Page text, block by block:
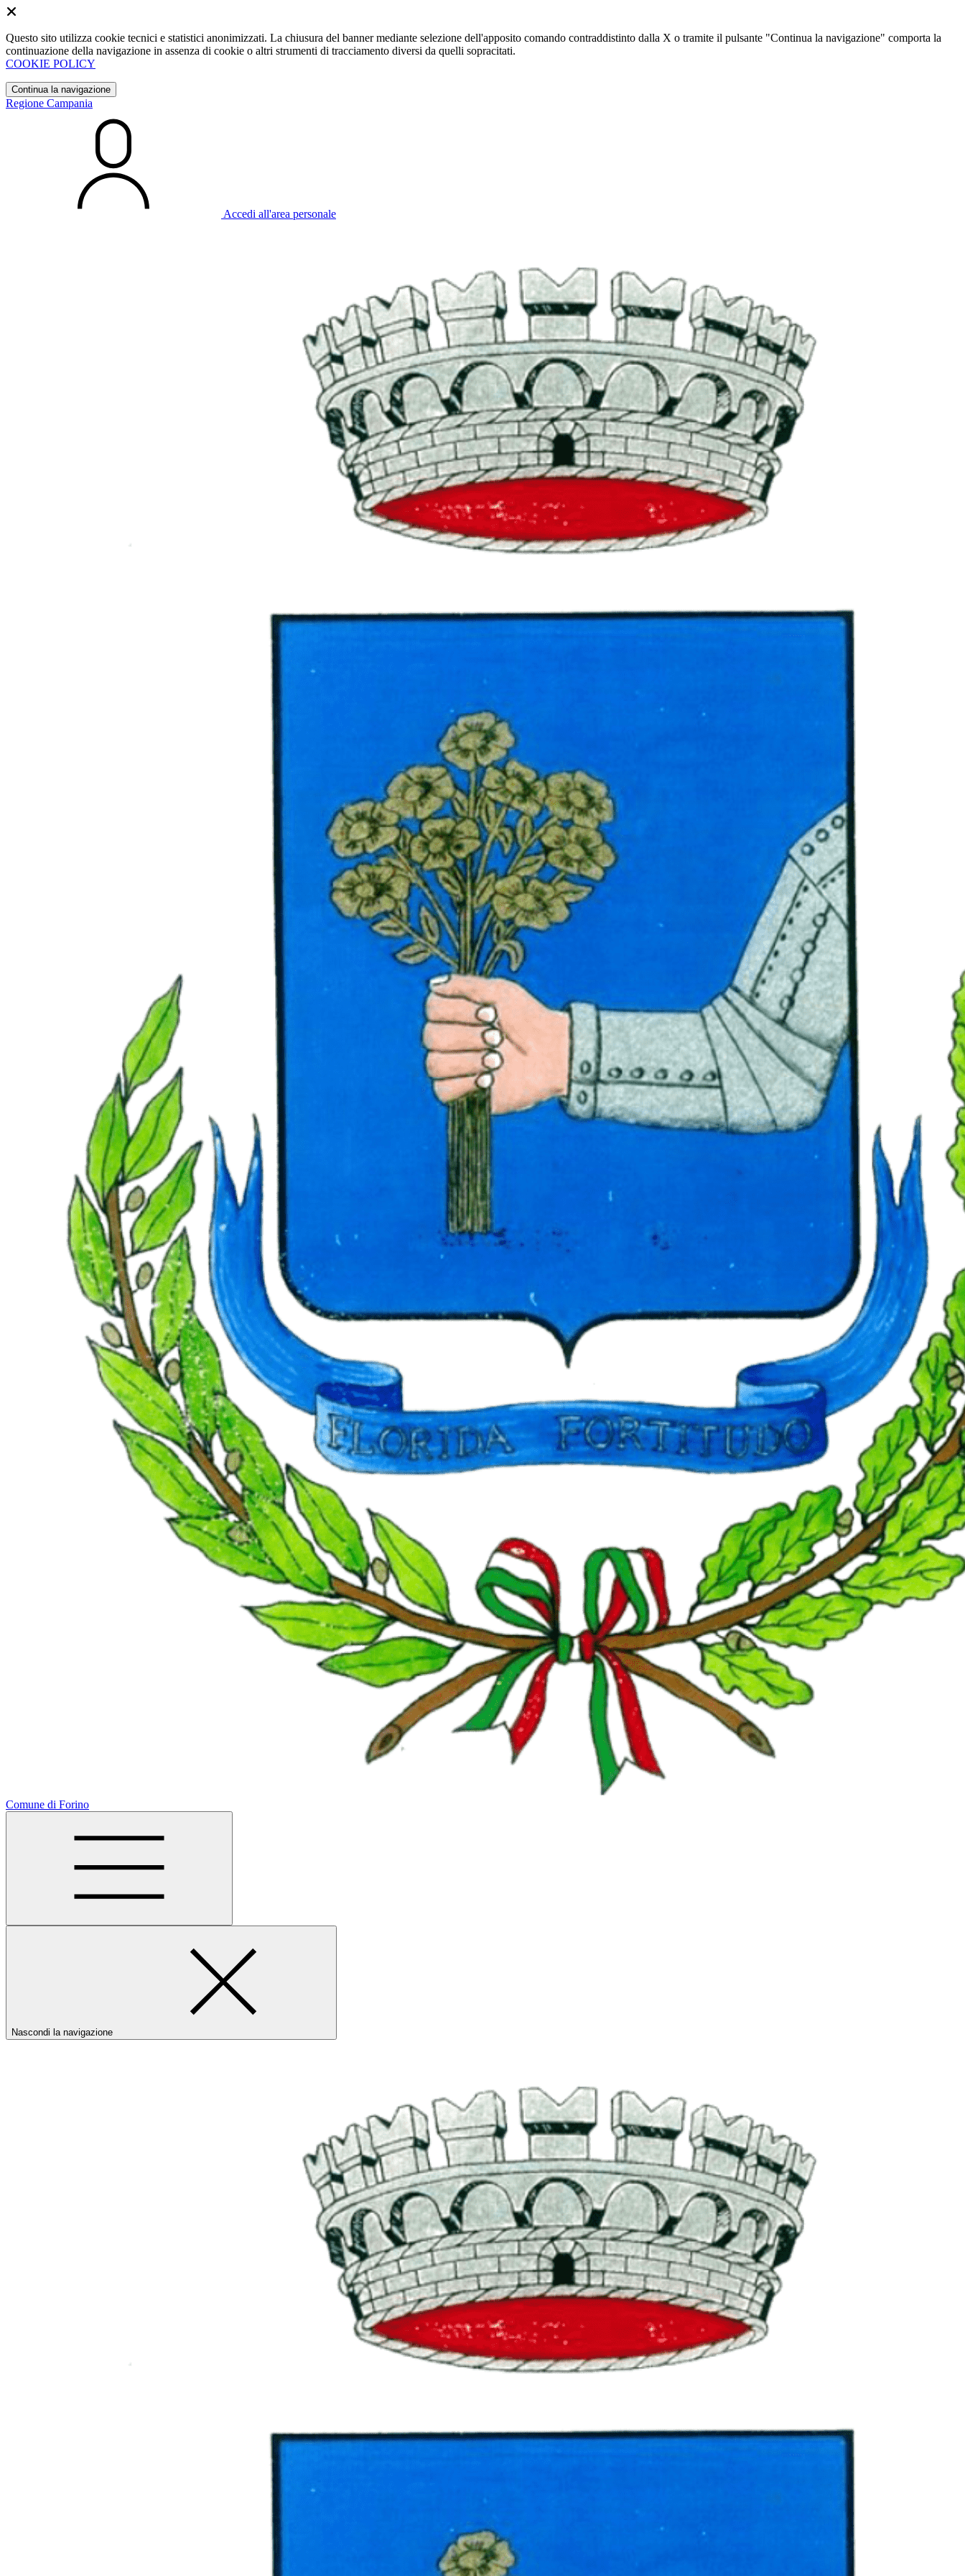
Questo sito utilizza cookie tecnici e statistici anonimizzati. La chiusura del banner mediante selezione dell'apposito comando contraddistinto dalla X o tramite il pulsante "Continua la navigazione" comporta la
continuazione della navigazione in assenza di cookie o altri strumenti di tracciamento diversi da quelli sopracitati.
COOKIE POLICY
Continua la navigazione
Regione Campania
Accedi all'area personale
Comune di Forino
Nascondi la navigazione